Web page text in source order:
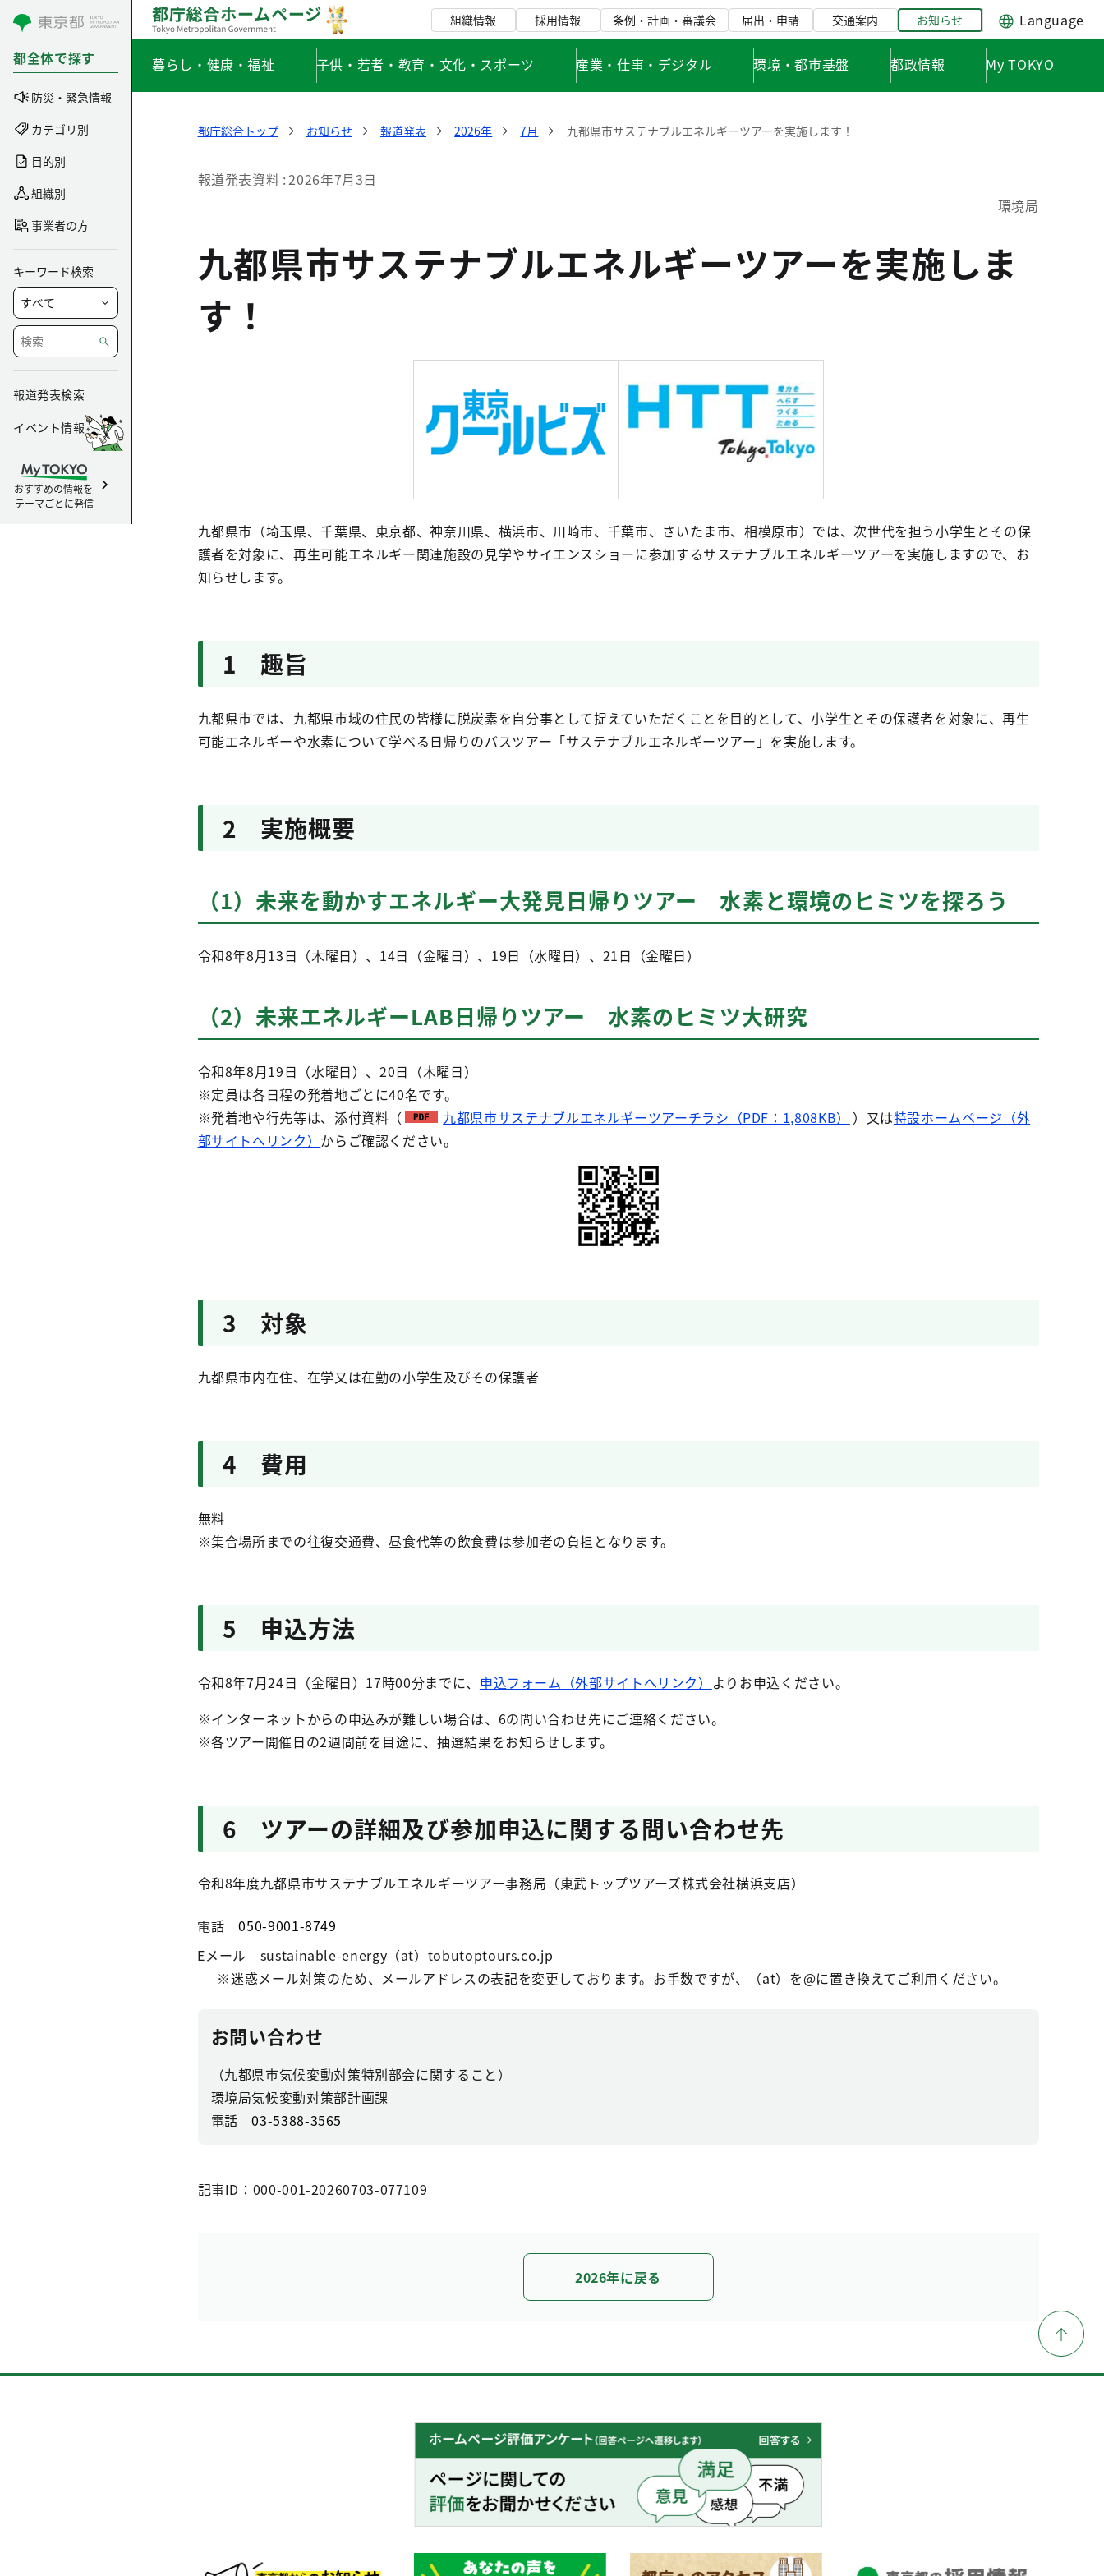
コンテンツにスキップ
都全体で探す
防災・緊急情報
カテゴリ別
目的別
組織別
事業者の方
キーワード検索
報道発表検索
イベント情報
おすすめの情報を
テーマごとに発信
組織情報 採用情報 条例・計画・審議会 届出・申請 交通案内 お知らせ Language
暮らし・健康・福祉 子供・若者・教育・文化・スポーツ 産業・仕事・デジタル 環境・都市基盤 都政情報 My TOKYO
都庁総合トップ お知らせ 報道発表 2026年 7月 九都県市サステナブルエネルギーツアーを実施します！
報道発表資料 2026年7月3日
環境局
九都県市サステナブルエネルギーツアーを実施しま
す！
九都県市（埼玉県、千葉県、東京都、神奈川県、横浜市、川崎市、千葉市、さいたま市、相模原市）では、次世代を担う小学生とその保
護者を対象に、再生可能エネルギー関連施設の見学やサイエンスショーに参加するサステナブルエネルギーツアーを実施しますので、お
知らせします。
1 趣旨
九都県市では、九都県市域の住民の皆様に脱炭素を自分事として捉えていただくことを目的として、小学生とその保護者を対象に、再生
可能エネルギーや水素について学べる日帰りのバスツアー「サステナブルエネルギーツアー」を実施します。
2 実施概要
（1）未来を動かすエネルギー大発見日帰りツアー 水素と環境のヒミツを探ろう
令和8年8月13日（木曜日）、14日（金曜日）、19日（水曜日）、21日（金曜日）
（2）未来エネルギーLAB日帰りツアー 水素のヒミツ大研究
令和8年8月19日（水曜日）、20日（木曜日）
※定員は各日程の発着地ごとに40名です。
※発着地や行先等は、添付資料（
九都県市サステナブルエネルギーツアーチラシ（PDF：1,808KB） ）又は特設ホームページ（外
部サイトへリンク） からご確認ください。
3 対象
九都県市内在住、在学又は在勤の小学生及びその保護者
4 費用
無料
※集合場所までの往復交通費、昼食代等の飲食費は参加者の負担となります。
5 申込方法
令和8年7月24日（金曜日）17時00分までに、 申込フォーム（外部サイトへリンク） よりお申込ください。
※インターネットからの申込みが難しい場合は、6の問い合わせ先にご連絡ください。
※各ツアー開催日の2週間前を目途に、抽選結果をお知らせします。
6 ツアーの詳細及び参加申込に関する問い合わせ先
令和8年度九都県市サステナブルエネルギーツアー事務局（東武トップツアーズ株式会社横浜支店）
電話050-9001-8749
Eメール sustainable-energy（at）tobutoptours.co.jp
※迷惑メール対策のため、メールアドレスの表記を変更しております。お手数ですが、（at）を@に置き換えてご利用ください。
お問い合わせ
（九都県市気候変動対策特別部会に関すること）
環境局気候変動対策部計画課
電話03-5388-3565
記事ID：000-001-20260703-077109
2026年に戻る